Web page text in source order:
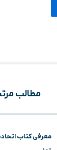
مطالب
معرفی کتاب